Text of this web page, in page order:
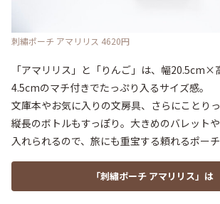
刺繡ポーチ アマリリス 4620円
「アマリリス」と「りんご」は、幅20.5cm×
4.5cmのマチ付きでたっぷり入るサイズ感。
文庫本やお気に入りの文房具、さらにことりっ
縦長のボトルもすっぽり。大きめのバレット
入れられるので、旅にも重宝する頼れるポーチ
「刺繡ポーチ アマリリス」は